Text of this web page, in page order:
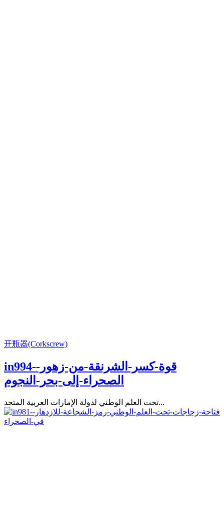
开瓶器(Corkscrew)
in994-قوة-كسر-الشرنقة-من-زهور-
الصحراء-إلى-بحر-النجوم
تحت العلم الوطني لدولة الإمارات العربية المتحد...